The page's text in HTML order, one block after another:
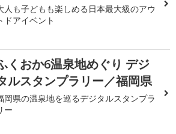
人も子どもも楽しめる日本最大級のアウ
ドアイベント
くおか6温泉地めぐり デジ
ルスタンプラリー／福岡県
岡県の温泉地を巡るデジタルスタンプラ
ー